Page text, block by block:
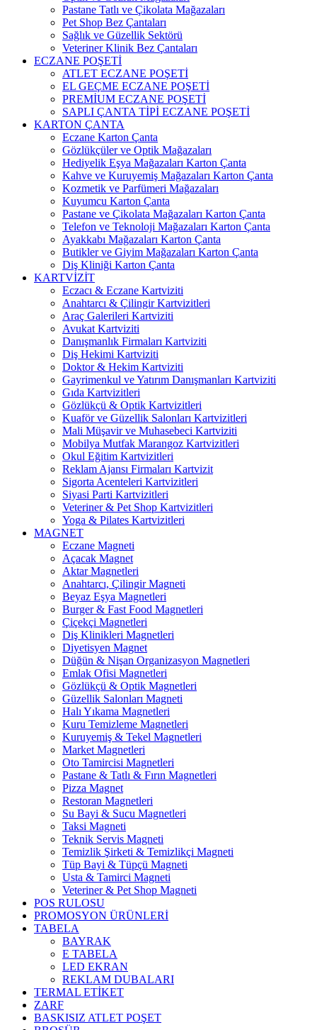
Pastane Tatlı ve Çikolata Mağazaları
Pet Shop Bez Çantaları
Sağlık ve Güzellik Sektörü
Veteriner Klinik Bez Çantaları
ECZANE POŞETİ
ATLET ECZANE POŞETİ
EL GEÇME ECZANE POŞETİ
PREMİUM ECZANE POŞETİ
SAPLI ÇANTA TİPİ ECZANE POŞETİ
KARTON ÇANTA
Eczane Karton Çanta
Gözlükçüler ve Optik Mağazaları
Hediyelik Eşya Mağazaları Karton Çanta
Kahve ve Kuruyemiş Mağazaları Karton Çanta
Kozmetik ve Parfümeri Mağazaları
Kuyumcu Karton Çanta
Pastane ve Çikolata Mağazaları Karton Çanta
Telefon ve Teknoloji Mağazaları Karton Çanta
Ayakkabı Mağazaları Karton Çanta
Butikler ve Giyim Mağazaları Karton Çanta
Diş Kliniği Karton Çanta
KARTVİZİT
Eczacı & Eczane Kartviziti
Anahtarcı & Çilingir Kartvizitleri
Araç Galerileri Kartviziti
Avukat Kartviziti
Danışmanlık Firmaları Kartviziti
Diş Hekimi Kartviziti
Doktor & Hekim Kartviziti
Gayrimenkul ve Yatırım Danışmanları Kartviziti
Gıda Kartvizitleri
Gözlükçü & Optik Kartvizitleri
Kuaför ve Güzellik Salonları Kartvizitleri
Mali Müşavir ve Muhasebeci Kartviziti
Mobilya Mutfak Marangoz Kartvizitleri
Okul Eğitim Kartvizitleri
Reklam Ajansı Firmaları Kartvizit
Sigorta Acenteleri Kartvizitleri
Siyasi Parti Kartvizitleri
Veteriner & Pet Shop Kartvizitleri
Yoga & Pilates Kartvizitleri
MAGNET
Eczane Magneti
Açacak Magnet
Aktar Magnetleri
Anahtarcı, Çilingir Magneti
Beyaz Eşya Magnetleri
Burger & Fast Food Magnetleri
Çiçekçi Magnetleri
Diş Klinikleri Magnetleri
Diyetisyen Magnet
Düğün & Nişan Organizasyon Magnetleri
Emlak Ofisi Magnetleri
Gözlükçü & Optik Magnetleri
Güzellik Salonları Magneti
Halı Yıkama Magnetleri
Kuru Temizleme Magnetleri
Kuruyemiş & Tekel Magnetleri
Market Magnetleri
Oto Tamircisi Magnetleri
Pastane & Tatlı & Fırın Magnetleri
Pizza Magnet
Restoran Magnetleri
Su Bayi & Sucu Magnetleri
Taksi Magneti
Teknik Servis Magneti
Temizlik Şirketi & Temizlikçi Magneti
Tüp Bayi & Tüpçü Magneti
Usta & Tamirci Magneti
Veteriner & Pet Shop Magneti
POS RULOSU
PROMOSYON ÜRÜNLERİ
TABELA
BAYRAK
E TABELA
LED EKRAN
REKLAM DUBALARI
TERMAL ETİKET
ZARF
BASKISIZ ATLET POŞET